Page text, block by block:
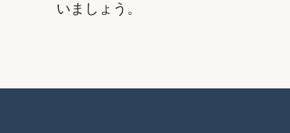
いましょう。